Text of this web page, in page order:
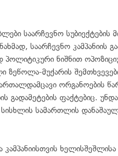
საარჩევნო
საარჩევნო კამპანიის
ნიშნით
ზეწოლა-მუქარის
ორგანოების
ფაქტებიც.
სამართლის
კამპანიისთვის